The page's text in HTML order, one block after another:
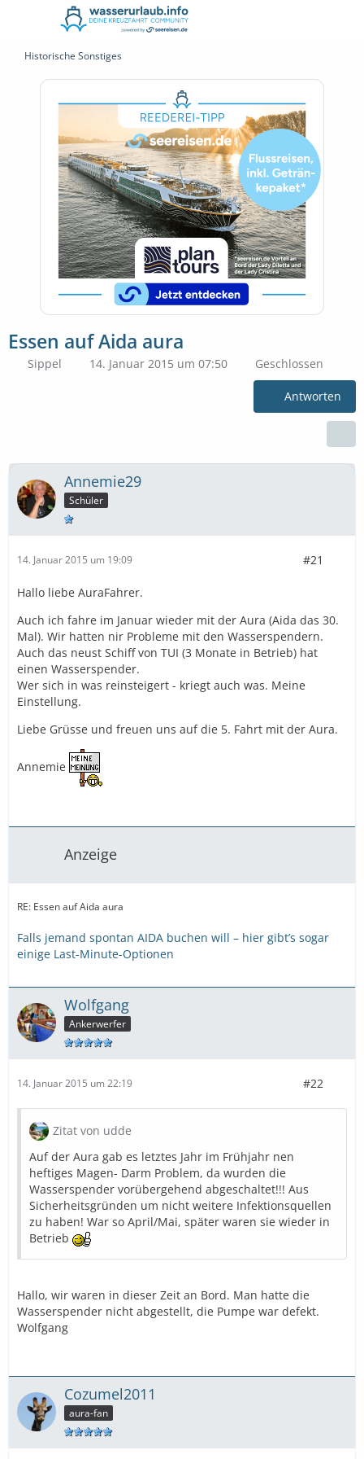
Historische Sonstiges
Essen auf Aida aura
Sippel 14. Januar 2015 um 07:50 Geschlossen
Antworten
Annemie29
Schüler
14. Januar 2015 um 19:09 #21
Hallo liebe AuraFahrer.
Auch ich fahre im Januar wieder mit der Aura (Aida das 30.
Mal). Wir hatten nir Probleme mit den Wasserspendern.
Auch das neust Schiff von TUI (3 Monate in Betrieb) hat
einen Wasserspender.
Wer sich in was reinsteigert - kriegt auch was. Meine
Einstellung.
Liebe Grüsse und freuen uns auf die 5. Fahrt mit der Aura.
Annemie
Anzeige
RE: Essen auf Aida aura
Falls jemand spontan AIDA buchen will – hier gibt’s sogar
einige Last-Minute-Optionen
Wolfgang
Ankerwerfer
14. Januar 2015 um 22:19 #22
Zitat von udde
Auf der Aura gab es letztes Jahr im Frühjahr nen
heftiges Magen- Darm Problem, da wurden die
Wasserspender vorübergehend abgeschaltet!!! Aus
Sicherheitsgründen um nicht weitere Infektionsquellen
zu haben! War so April/Mai, später waren sie wieder in
Betrieb
Hallo, wir waren in dieser Zeit an Bord. Man hatte die
Wasserspender nicht abgestellt, die Pumpe war defekt.
Wolfgang
Cozumel2011
aura-fan